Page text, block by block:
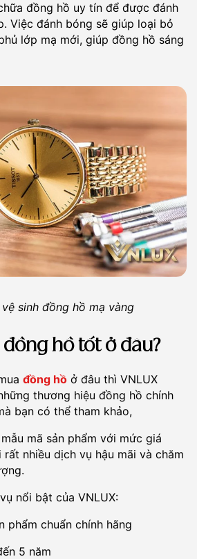
đồng hồ uy tín để được đánh
Việc đánh bóng sẽ giúp loại bỏ
lớp mạ mới, giúp đồng hồ sáng
sinh đồng hồ mạ vàng
hồ tốt ở đâu?
đồng hồ ở đâu thì VNLUX
thương hiệu đồng hồ chính
bạn có thể tham khảo,
mã sản phẩm với mức giá
nhiều dịch vụ hậu mãi và chăm
nổi bật của VNLUX:
phẩm chuẩn chính hãng
5 năm